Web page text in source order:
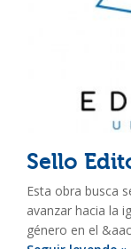
Sello
Esta obra busca
avanzar hacia la
género en el